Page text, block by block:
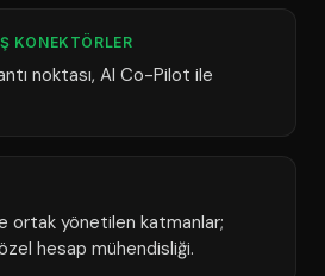
KONEKTÖRLER
noktası, AI Co-Pilot ile
ortak yönetilen katmanlar;
hesap mühendisliği.